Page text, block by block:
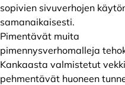
sopivien sivuverhojen
samanaikaisesti.
Pimentävät muita
pimennysverhomalleja
Kankaasta valmistetut
pehmentävät huoneen